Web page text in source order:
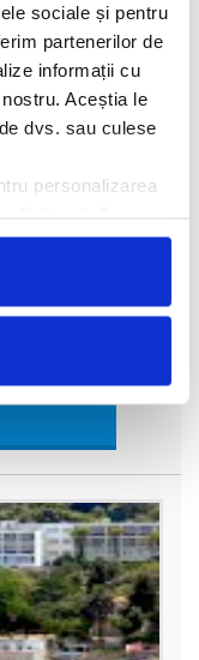
sociale și pentru
partenerilor de
informații cu
Aceștia le
dvs. sau culese
personalizarea
orasul Dubrovnik,
de zidurile fortificate